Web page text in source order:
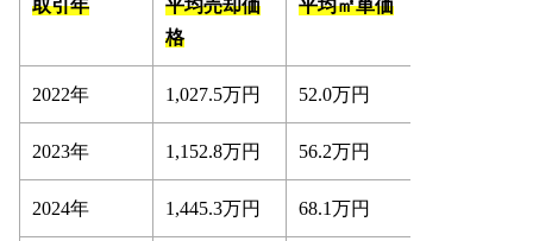
取引年
平均売却価
格
平均㎡単価
2022年 1,027.5万円 52.0万円
2023年 1,152.8万円 56.2万円
2024年 1,445.3万円 68.1万円